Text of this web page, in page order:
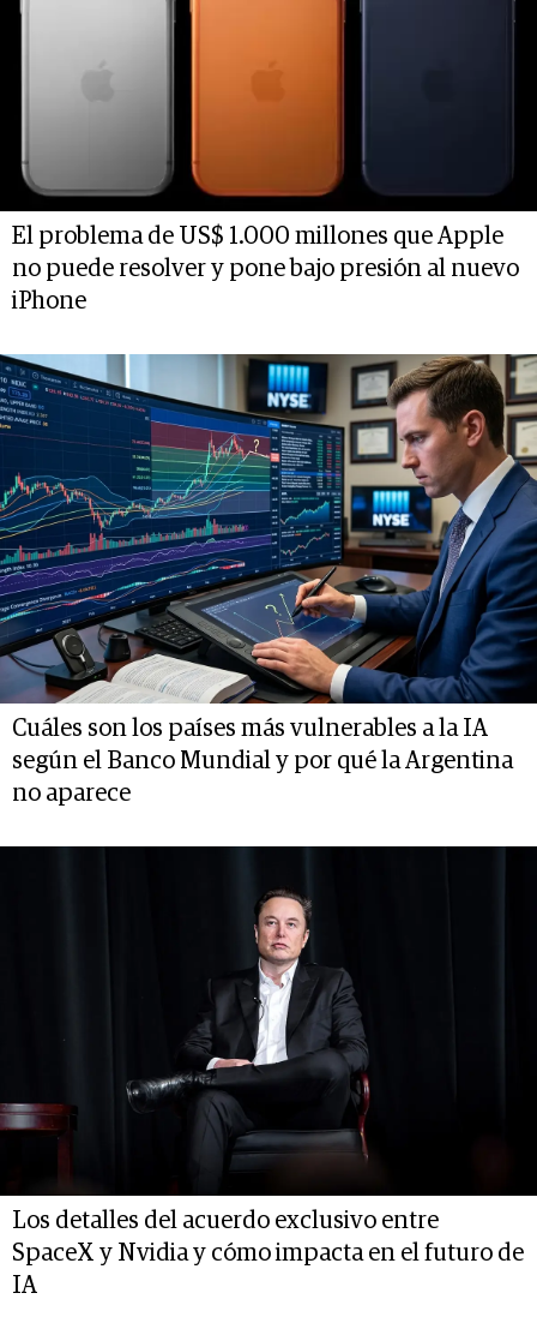
El problema de US$ 1.000 millones que Apple
no puede resolver y pone bajo presión al nuevo
iPhone
Cuáles son los países más vulnerables a la IA
según el Banco Mundial y por qué la Argentina
no aparece
Los detalles del acuerdo exclusivo entre
SpaceX y Nvidia y cómo impacta en el futuro de
IA